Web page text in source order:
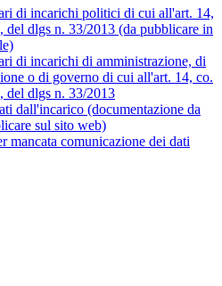
di incarichi politici di cui all'art. 14,
del dlgs n. 33/2013 (da pubblicare in
di incarichi di amministrazione, di
o di governo di cui all'art. 14, co.
del dlgs n. 33/2013
dall'incarico (documentazione da
sul sito web)
mancata comunicazione dei dati